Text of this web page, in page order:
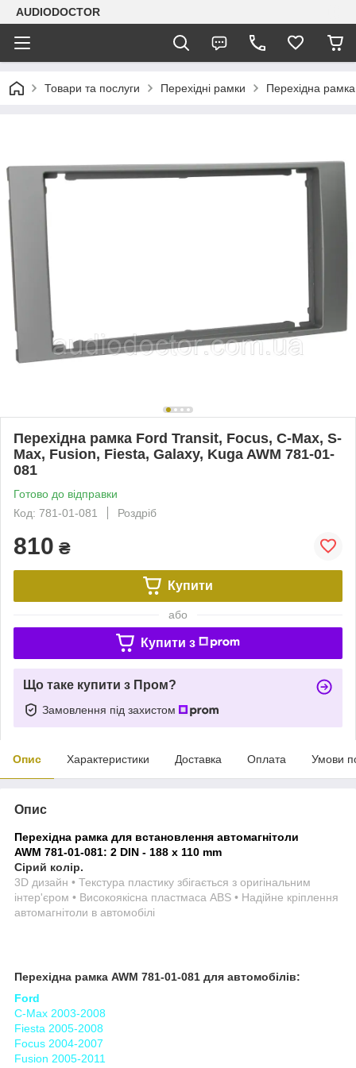
AUDIODOCTOR
Товари та послуги Перехідні рамки Перехідна
Перехідна рамка Ford Transit, Focus, C-Max, S-
Max, Fusion, Fiesta, Galaxy, Kuga AWM 781-01-
081
Готово до відправки
Код: 781-01-081
Роздріб
810 ₴
Купити
або
Купити з
Що таке купити з Пром?
Замовлення під захистом
Опис Характеристики Доставка Оплата Умови
Опис
Перехідна рамка для встановлення автомагнітоли
AWM 781-01-081: 2 DIN - 188 x 110 mm
Сірий колір.
3D дизайн • Текстура пластику збігається з оригінальним
інтер'єром • Високоякісна пластмаса ABS • Надійне кріплення
автомагнітоли в автомобілі
Перехідна рамка AWM 781-01-081 для автомобілів:
Ford
C-Max 2003-2008
Fiesta 2005-2008
Focus 2004-2007
Fusion 2005-2011